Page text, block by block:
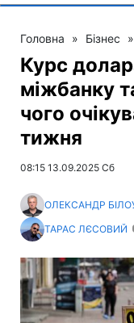
Головна » Бізнес »
Курс
міжбанку
чого
тижня
08:15 13.09.2025 Сб
ОЛЕКСАНДР
ТАРАС ЛЄСОВИЙ